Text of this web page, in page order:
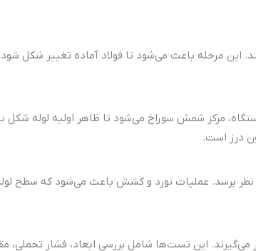
این مرحله باعث می‌شود تا فولاد آماده تغییر شکل
مرکز شمش سوراخ می‌شود تا ظاهر اولیه لوله
درز است.
نظر برسد. عملیات نورد و کشش باعث می‌شود که سطح
این تست‌ها شامل بررسی ابعاد، فشار تحملی،